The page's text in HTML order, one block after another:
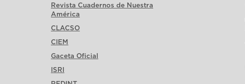
Revista Cuadernos de Nuestra
América
CLACSO
CIEM
Gaceta Oficial
ISRI